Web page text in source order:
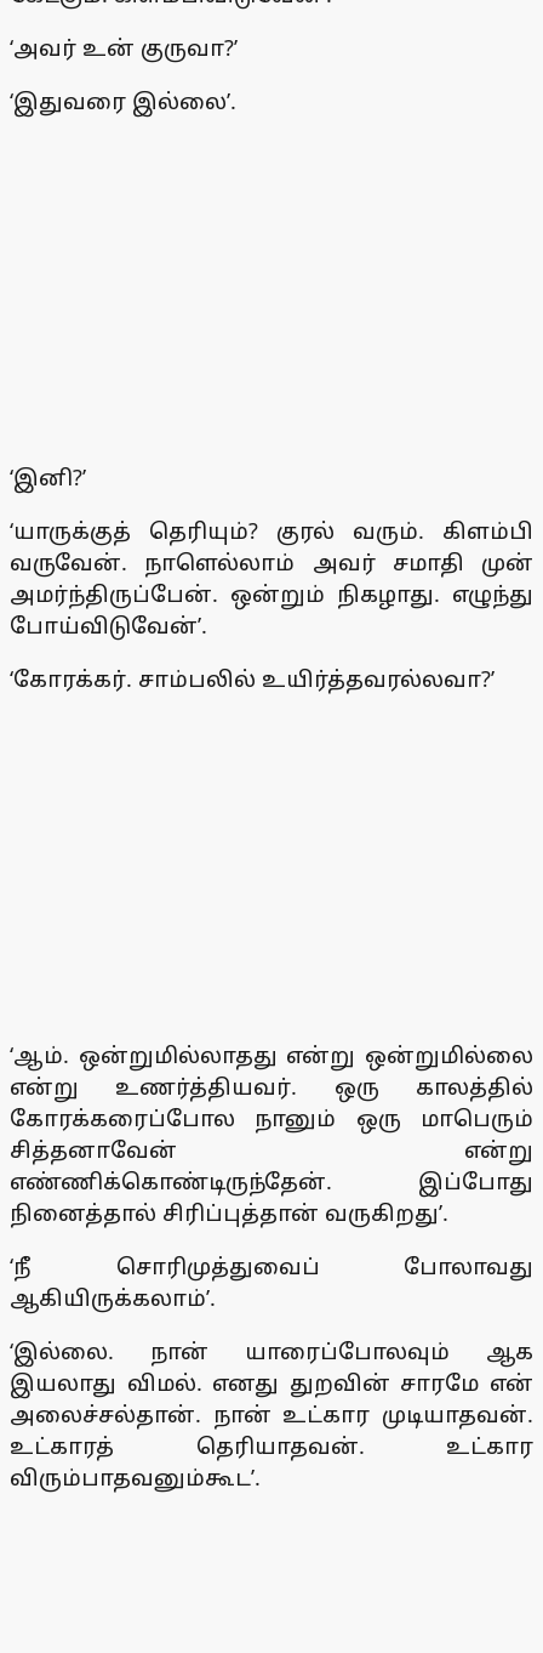
‘அவர் உன் குருவா?’
‘இதுவரை இல்லை’.
‘இனி?’
‘யாருக்குத் தெரியும்? குரல் வரும். கிளம்பி
வருவேன். நாளெல்லாம் அவர் சமாதி முன்
அமர்ந்திருப்பேன். ஒன்றும் நிகழாது. எழுந்து
போய்விடுவேன்’.
‘கோரக்கர். சாம்பலில் உயிர்த்தவரல்லவா?’
‘ஆம். ஒன்றுமில்லாதது என்று ஒன்றுமில்லை
என்று உணர்த்தியவர். ஒரு காலத்தில்
கோரக்கரைப்போல நானும் ஒரு மாபெரும்
சித்தனாவேன் என்று
எண்ணிக்கொண்டிருந்தேன். இப்போது
நினைத்தால் சிரிப்புத்தான் வருகிறது’.
‘நீ சொரிமுத்துவைப் போலாவது
ஆகியிருக்கலாம்’.
‘இல்லை. நான் யாரைப்போலவும் ஆக
இயலாது விமல். எனது துறவின் சாரமே என்
அலைச்சல்தான். நான் உட்கார முடியாதவன்.
உட்காரத் தெரியாதவன். உட்கார
விரும்பாதவனும்கூட’.